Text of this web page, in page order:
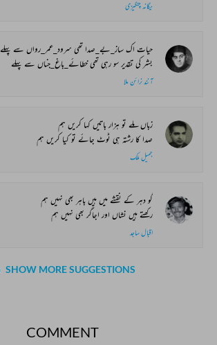
یگانہ چنگیزی
حیات اک ساز_بے_صدا تھی سرود_عمر_رواں سے پہلے
بشر کی تقدیر سو رہی تھی خطائے_باغ_جناں سے پہلے
آنند نرائن ملا
زباں ملے تو ہزار باتیں کہا کریں ہم
صدا کا رشتہ ہی ٹوٹ جائے تو کیا کریں ہم
جمیل ملک
گو دہر کے نقشے میں ہیں باہر بھی نہیں ہم
رکھتے ہیں نشاں اور اجاگر بھی نہیں ہم
اقبال ساجد
SHOW MORE SUGGESTIONS
COMMENT